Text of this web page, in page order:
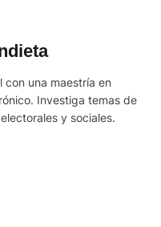
con una maestría en
Investiga temas de
y sociales.